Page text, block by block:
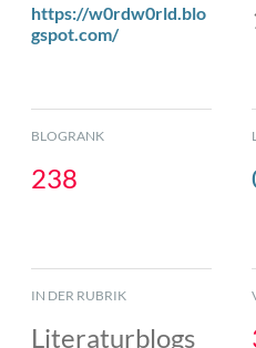
https://w0rdw0rld.blo
gspot.com/
BLOGRANK
238
IN DER RUBRIK
Literaturblogs